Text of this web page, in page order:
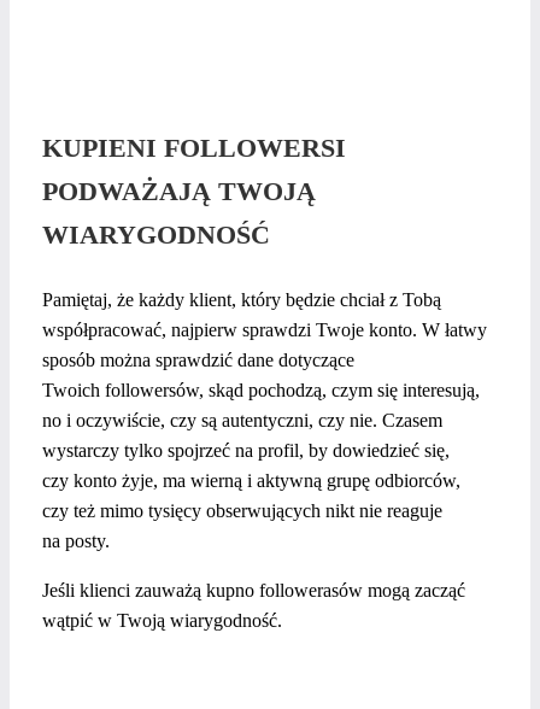
KUPIENI FOLLOWERSI
PODWAŻAJĄ TWOJĄ
WIARYGODNOŚĆ
Pamiętaj, że każdy klient, który będzie chciał z Tobą
współpracować, najpierw sprawdzi Twoje konto. W łatwy
sposób można sprawdzić dane dotyczące
Twoich followersów, skąd pochodzą, czym się interesują,
no i oczywiście, czy są autentyczni, czy nie. Czasem
wystarczy tylko spojrzeć na profil, by dowiedzieć się,
czy konto żyje, ma wierną i aktywną grupę odbiorców,
czy też mimo tysięcy obserwujących nikt nie reaguje
na posty.
Jeśli klienci zauważą kupno followerasów mogą zacząć
wątpić w Twoją wiarygodność.